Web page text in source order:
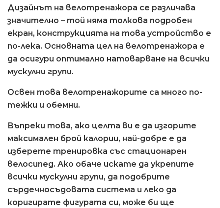
Дизайнът на велотренажора се различава
значително – той няма толкова подробен
екран, конструкцията на това устройство е
по-лека. Основната цел на велотренажора е
да осигури оптимално натоварване на всички
мускулни групи.
Освен това велотренажорите са много по-
тежки и обемни.
Въпреки това, ако целта ви е да изгорите
максимален брой калории, най-добре е да
изберете тренировка със стационарен
велосипед. Ако обаче искате да укрепите
всички мускулни групи, да подобрите
сърдечносъдовата система и леко да
коригирате фигурата си, може би ще